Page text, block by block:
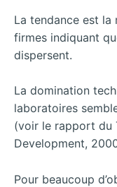
La tendance est la
firmes indiquant
dispersent.
La domination
laboratoires
(voir le rapport du
Development,
Pour beaucoup